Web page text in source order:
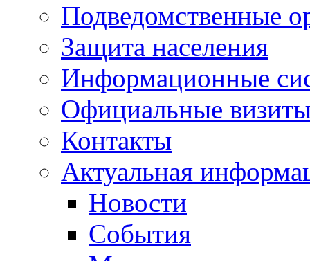
Подведомственные
Защита населения
Информационные
Официальные
Контакты
Актуальная
Новости
События